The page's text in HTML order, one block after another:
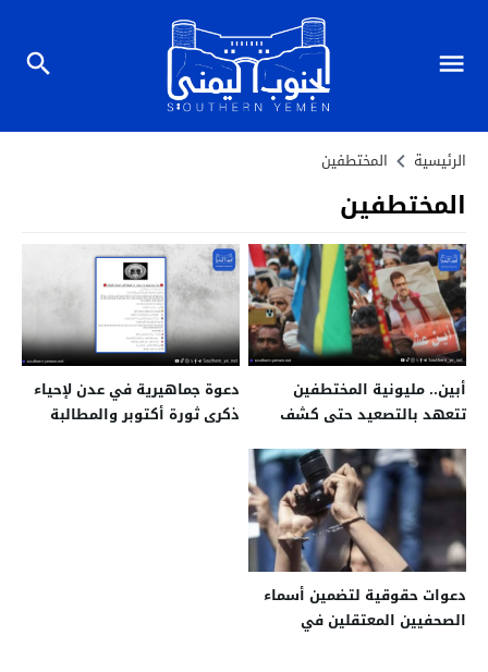
الرئيسية المختطفين
المختطفين
أبين.. مليونية المختطفين
تتعهد بالتصعيد حتى كشف
دعوة جماهيرية في عدن لإحياء
ذكرى ثورة أكتوبر والمطالبة
دعوات حقوقية لتضمين أسماء
الصحفيين المعتقلين في